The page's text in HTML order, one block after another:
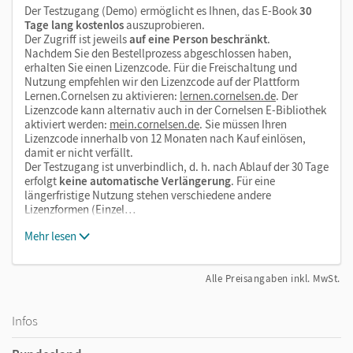
Der Testzugang (Demo) ermöglicht es Ihnen, das E-Book30
Tage lang kostenlosauszuprobieren.
Der Zugriff ist jeweilsauf eine Person beschränkt.
Nachdem Sie den Bestellprozess abgeschlossen haben,
erhalten Sie einen Lizenzcode. Für die Freischaltung und
Nutzung empfehlen wir den Lizenzcode auf der Plattform
Lernen.Cornelsen zu aktivieren: lernen.cornelsen.de. Der
Lizenzcode kann alternativ auch in der Cornelsen E-Bibliothek
aktiviert werden: mein.cornelsen.de. Sie müssen Ihren
Lizenzcode innerhalb von 12 Monaten nach Kauf einlösen,
damit er nicht verfällt.
Der Testzugang ist unverbindlich, d. h. nach Ablauf der 30 Tage
erfolgt keine automatische Verlängerung. Für eine
längerfristige Nutzung stehen verschiedene andere
Lizenzformen (Einzel…
Mehr lesen
Alle Preisangaben inkl. MwSt.
Infos